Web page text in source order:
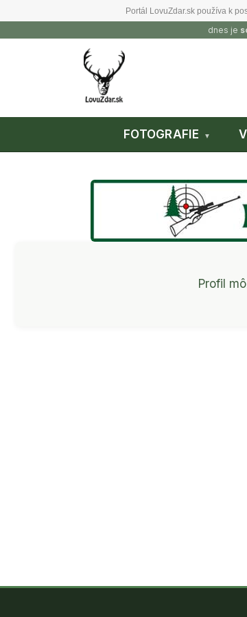
Portál LovuZdar.sk používa k
dnes je
FOTOGRAFIE
Profil